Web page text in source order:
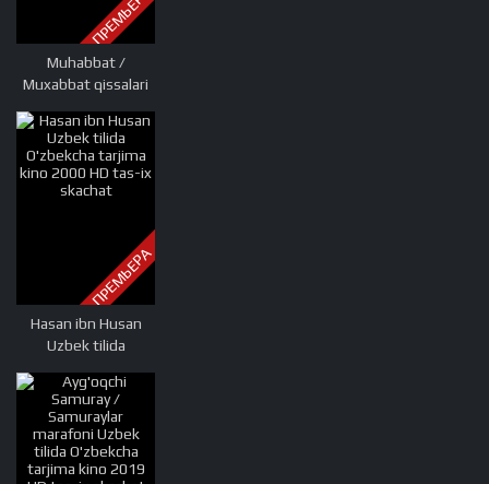
ПРЕМЬЕРА
Muhabbat /
Muxabbat qissalari
tilida O'zbekcha
tarjima kino 2000
HD tas-ix skachat
ПРЕМЬЕРА
Hasan ibn Husan
Uzbek tilida
kino 2000 HD tas-ix
skachat